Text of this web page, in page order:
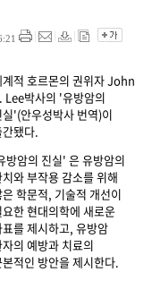
계적 호르몬의 권위자 John
Lee박사의 '유방암의
실'(안우성박사 번역)이
됐다.
방암의 진실' 은 유방암의
와 부작용 감소를 위해
은 학문적, 기술적 개선이
요한 현대의학에 새로운
를 제시하고, 유방암
의 예방과 치료의
적인 방안을 제시한다.